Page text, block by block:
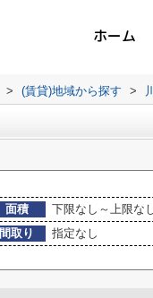
ホーム
> (賃貸)地域から探す >
面積 下限なし～上限な
間取り
指定なし